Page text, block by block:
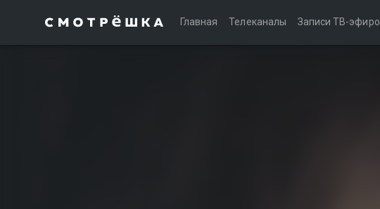
Главная Телеканалы Записи ТВ-